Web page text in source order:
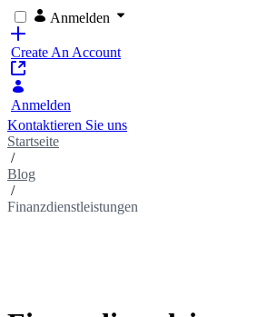
Anmelden
Create An Account
Anmelden
Kontaktieren Sie uns
Startseite
/
Blog
/
Finanzdienstleistungen